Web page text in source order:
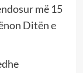
më 15
Ditën e